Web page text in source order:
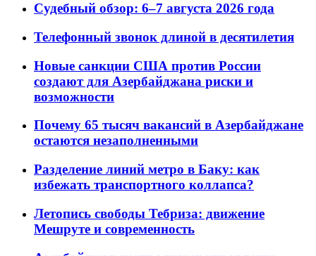
Судебный обзор: 6–7 августа 2026 года
Телефонный звонок длиной в десятилетия
Новые санкции США против России
создают для Азербайджана риски и
возможности
Почему 65 тысяч вакансий в Азербайджане
остаются незаполненными
Разделение линий метро в Баку: как
избежать транспортного коллапса?
Летопись свободы Тебриза: движение
Мешруте и современность